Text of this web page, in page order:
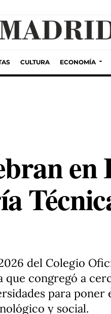
CULTURA ECONOMÍA
en
del Colegio
congregó a
para
y social.